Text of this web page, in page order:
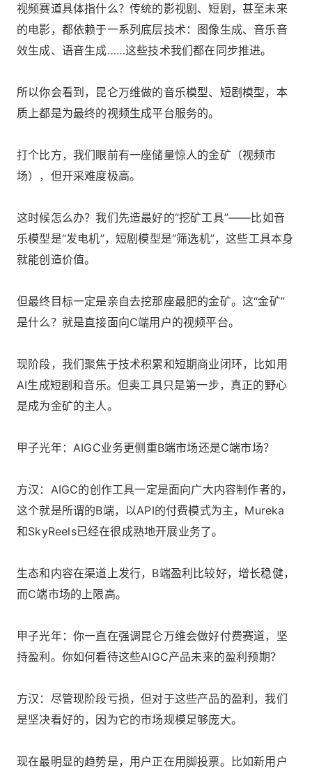
视频赛道具体指什么？传统的影视剧、短剧，甚至未来
的电影，都依赖于一系列底层技术：图像生成、音乐音
效生成、语音生成……这些技术我们都在同步推进。
所以你会看到，昆仑万维做的音乐模型、短剧模型，本
质上都是为最终的视频生成平台服务的。
打个比方，我们眼前有一座储量惊人的金矿（视频市
场），但开采难度极高。
这时候怎么办？我们先造最好的“挖矿工具”——比如音
乐模型是“发电机”，短剧模型是“筛选机”，这些工具本身
就能创造价值。
但最终目标一定是亲自去挖那座最肥的金矿。这“金矿”
是什么？就是直接面向C端用户的视频平台。
现阶段，我们聚焦于技术积累和短期商业闭环，比如用
AI生成短剧和音乐。但卖工具只是第一步，真正的野心
是成为金矿的主人。
甲子光年：AIGC业务更侧重B端市场还是C端市场？
方汉：AIGC的创作工具一定是面向广大内容制作者的，
这个就是所谓的B端，以API的付费模式为主，Mureka
和SkyReels已经在很成熟地开展业务了。
生态和内容在渠道上发行，B端盈利比较好，增长稳健，
而C端市场的上限高。
甲子光年：你一直在强调昆仑万维会做好付费赛道，坚
持盈利。你如何看待这些AIGC产品未来的盈利预期？
方汉：尽管现阶段亏损，但对于这些产品的盈利，我们
是坚决看好的，因为它的市场规模足够庞大。
现在最明显的趋势是，用户正在用脚投票。比如新用户